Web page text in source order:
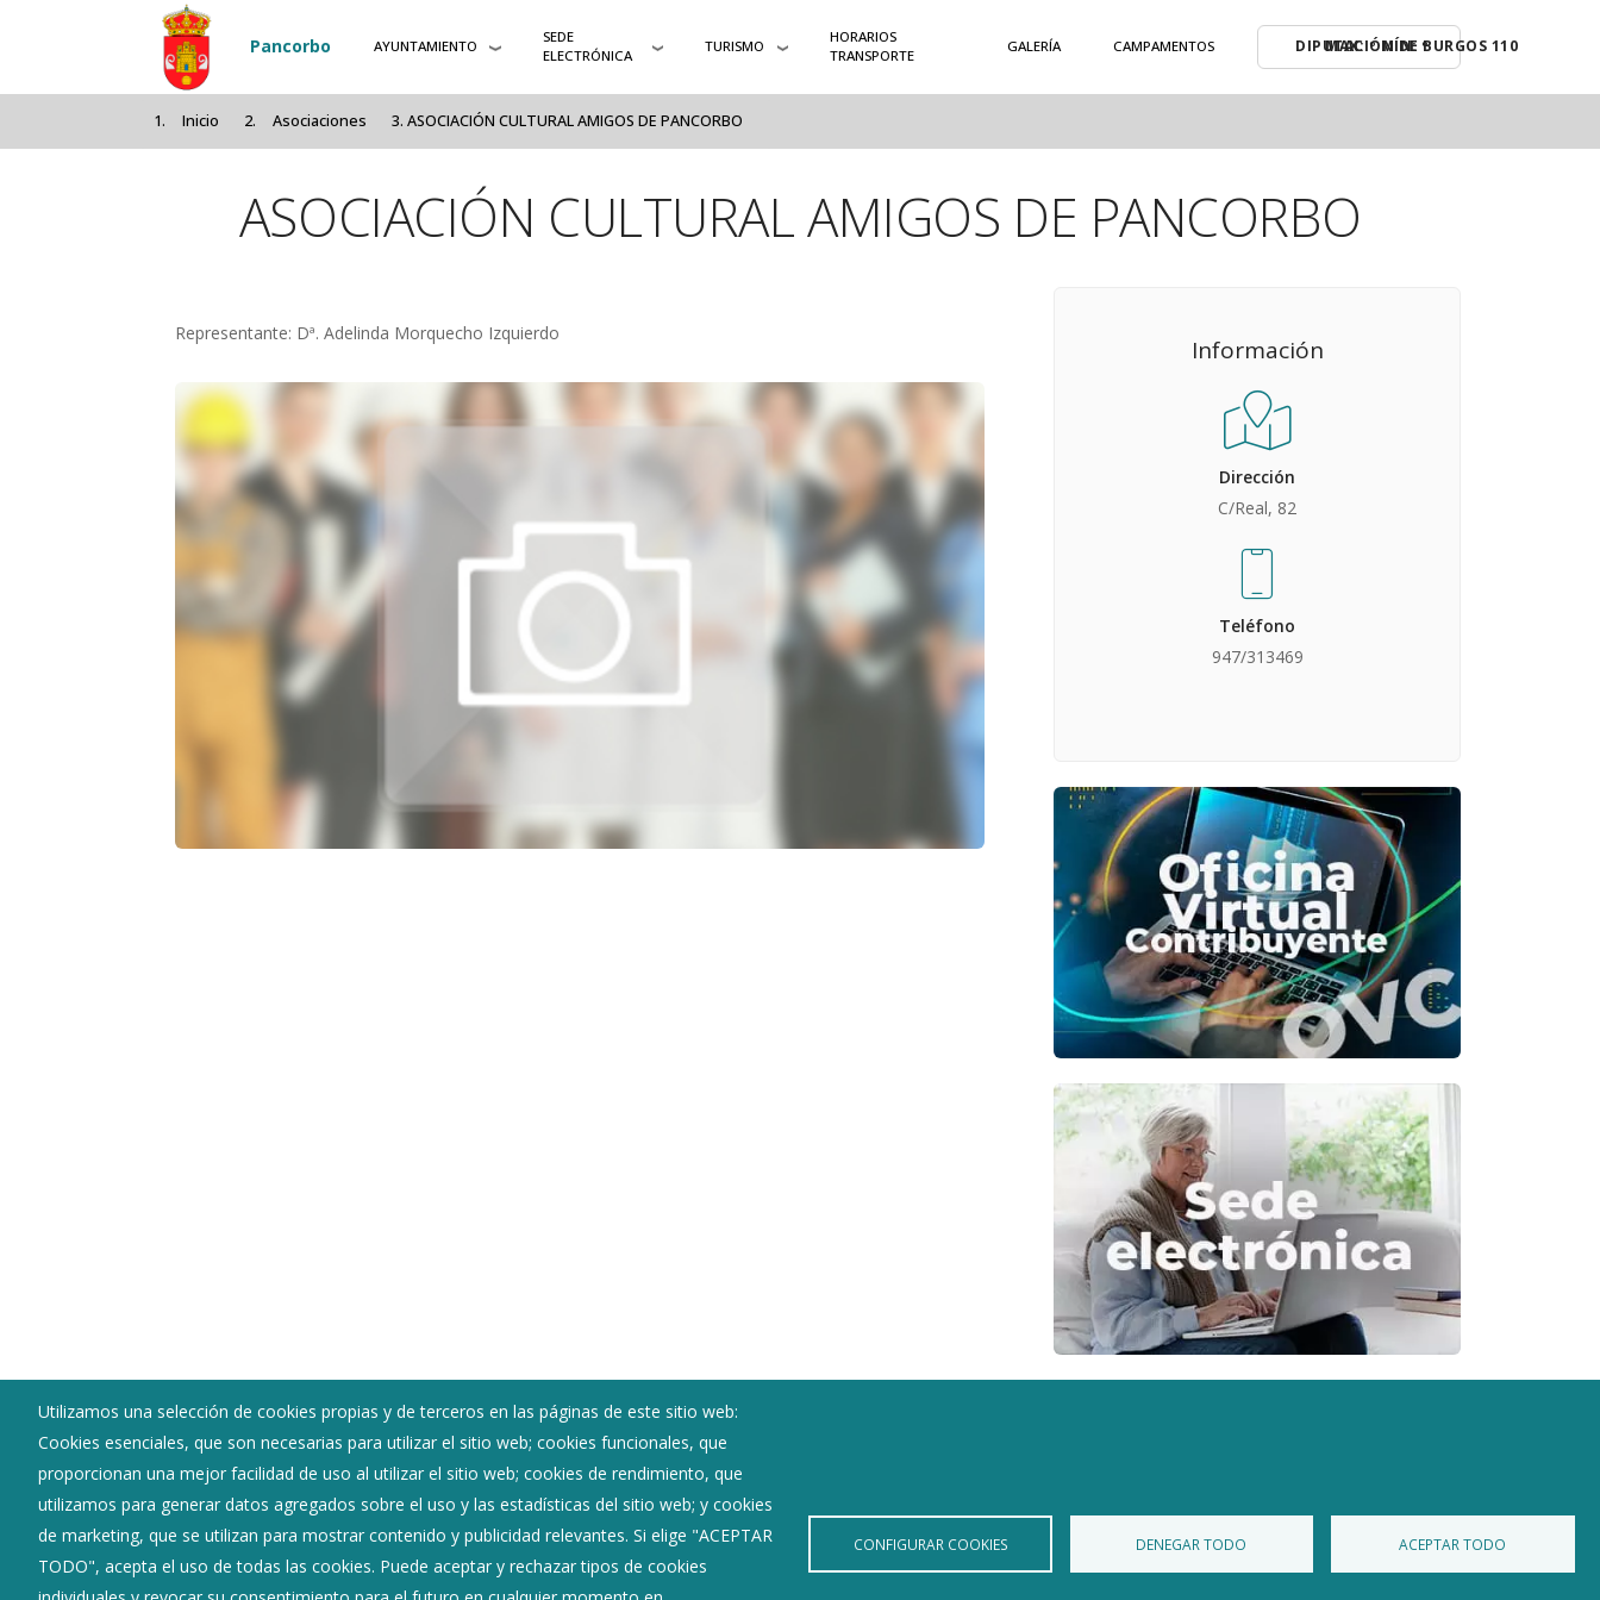
Pasar al contenido principal
Pancorbo AYUNTAMIENTO
SEDE
ELECTRÓNICA
TURISMO
HORARIOS
TRANSPORTE
GALERÍA CAMPAMENTOS MAX: º MÍN: º
Inicio Asociaciones ASOCIACIÓN CULTURAL AMIGOS DE PANCORBO
ASOCIACIÓN CULTURAL AMIGOS DE PANCORBO
Información
Dirección
C/Real, 82
Teléfono
947/313469
Representante: Dª. Adelinda Morquecho Izquierdo
Utilizamos una selección de cookies propias y de terceros en las páginas de este sitio web:
Cookies esenciales, que son necesarias para utilizar el sitio web; cookies funcionales, que
proporcionan una mejor facilidad de uso al utilizar el sitio web; cookies de rendimiento, que
utilizamos para generar datos agregados sobre el uso y las estadísticas del sitio web; y cookies
de marketing, que se utilizan para mostrar contenido y publicidad relevantes. Si elige "ACEPTAR
TODO", acepta el uso de todas las cookies. Puede aceptar y rechazar tipos de cookies
CONFIGURAR COOKIES DENEGAR TODO ACEPTAR TODO
Ayuntamiento de Pancorbo
: Plaza Mayor 1 - 09280
: 947354083
: pancorbo@diputaciondeburgos.net
Corporación Municipal
Teléfonos de interés